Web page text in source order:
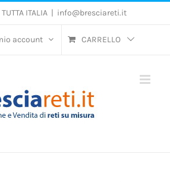
ITALIA | info@bresciareti.it
account CARRELLO